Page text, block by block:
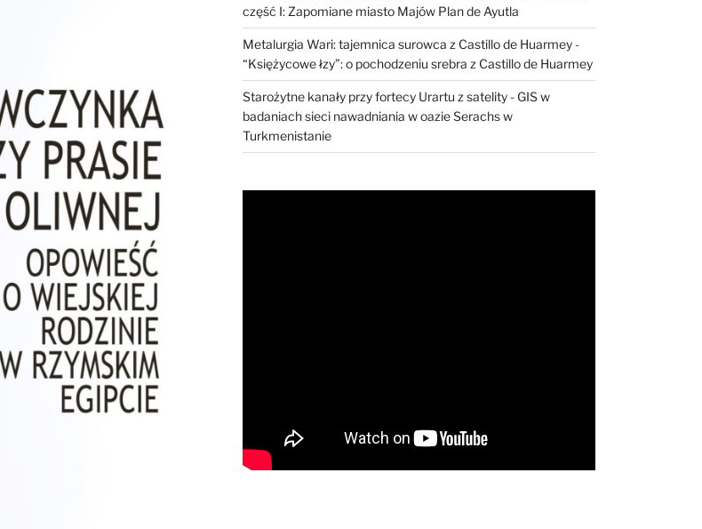
część I: Zapomiane miasto Majów Plan de Ayutla
Metalurgia Wari: tajemnica surowca z Castillo de Huarmey-
“Księżycowe łzy”: o pochodzeniu srebra z Castillo de Huarmey
Starożytne kanały przy fortecy Urartu z satelity- GIS w
badaniach sieci nawadniania w oazie Serachs w
Turkmenistanie